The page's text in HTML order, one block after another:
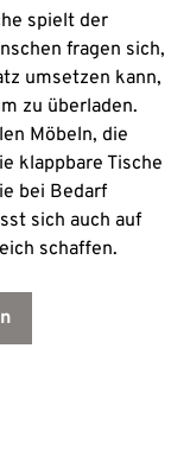
spielt der
fragen sich,
umsetzen kann,
zu überladen.
Möbeln, die
klappbare Tische
bei Bedarf
sich auch auf
schaffen.